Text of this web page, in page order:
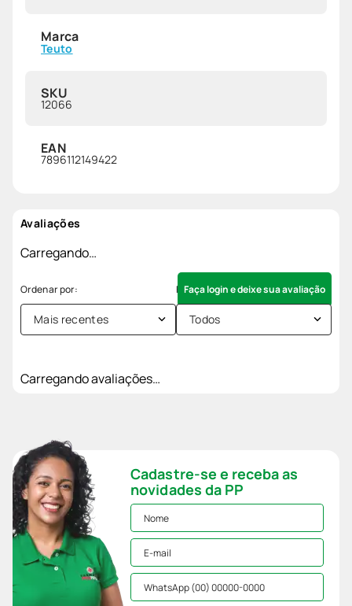
Marca
Teuto
SKU
12066
EAN
7896112149422
Avaliações
Carregando…
Faça login e deixe sua avaliação
Mais recentes Todos
Carregando avaliações…
Cadastre-se e receba as
novidades da PP